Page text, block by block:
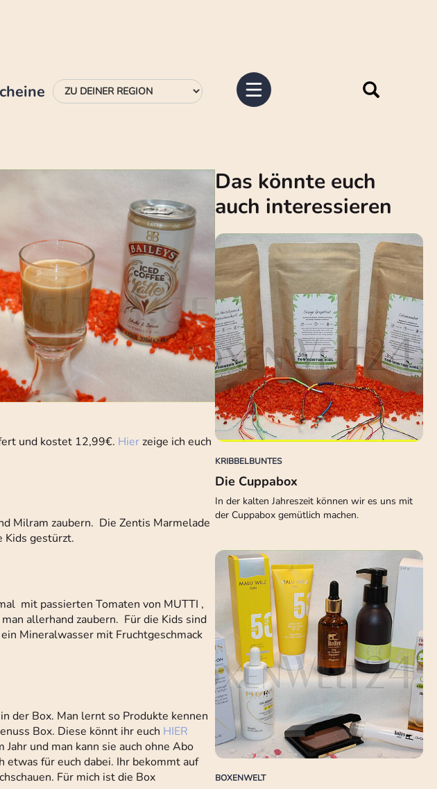
und kostet 12,99€. Hierzeige ich euch
Milram zaubern. Die Zentis Marmelade
Kids gestürzt.
mit passierten Tomaten von MUTTI ,
allerhand zaubern. Für die Kids sind
Mineralwasser mit Fruchtgeschmack
der Box. Man lernt so Produkte kennen
Box. Diese könnt ihr euch HIER
und man kann sie auch ohne Abo
etwas für euch dabei. Ihr bekommt auf
Für mich ist die Box
Das könnte euch
auch interessieren
KRIBBELBUNTES
Die Cuppabox
In der kalten Jahreszeit können wir es uns mit
der Cuppabox gemütlich machen.
BOXENWELT